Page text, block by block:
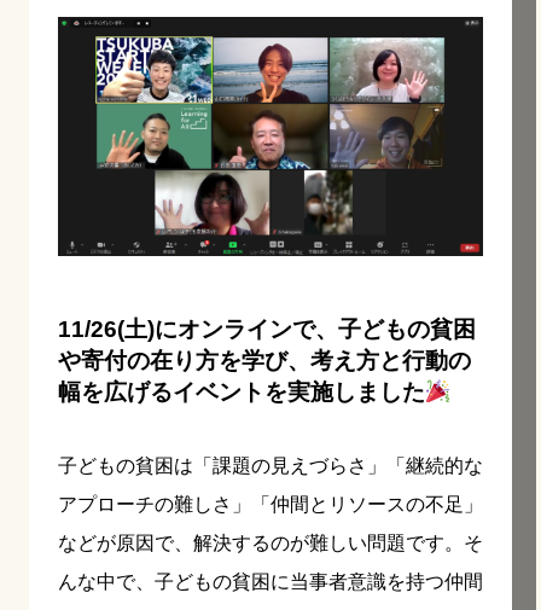
11/26(土)にオンラインで、子どもの貧困
や寄付の在り方を学び、考え方と行動の
幅を広げるイベントを実施しました
子どもの貧困は「課題の見えづらさ」「継続的な
アプローチの難しさ」「仲間とリソースの不足」
などが原因で、解決するのが難しい問題です。そ
んな中で、子どもの貧困に当事者意識を持つ仲間